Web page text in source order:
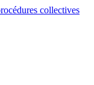
collectives